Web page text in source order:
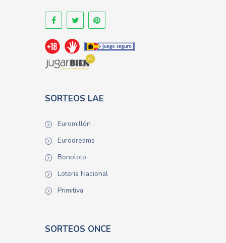
SORTEOS LAE
Euromillón
Eurodreams
Bonoloto
Loteria Nacional
Primitiva
SORTEOS ONCE